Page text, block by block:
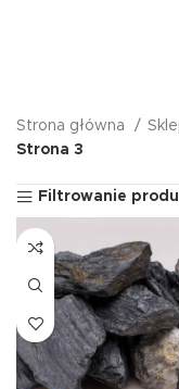
Strona główna
Strona 3
Filtrowanie